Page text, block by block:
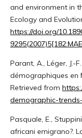
and environment in
Ecology and
https://doi.org/
Parant, A., Léger, J.-
démographiques en
Retrieved from
demographic-
Pasquale, E.,
africani emigrano?.